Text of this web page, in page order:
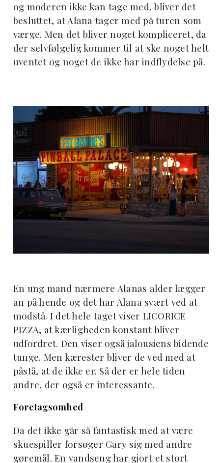
og moderen ikke kan tage med, bliver det
besluttet, at Alana tager med på turen som
værge. Men det bliver noget kompliceret, da
der selvfølgelig kommer til at ske noget helt
uventet og noget de ikke har indflydelse på.
En ung mand nærmere Alanas alder lægger
an på hende og det har Alana svært ved at
modstå. I det hele taget viser LICORICE
PIZZA, at kærligheden konstant bliver
udfordret. Den viser også jalousiens bidende
tunge. Men kærester bliver de ved med at
påstå, at de ikke er. Så der er hele tiden
andre, der også er interessante.
Foretagsomhed
Da det ikke går så fantastisk med at være
skuespiller forsøger Gary sig med andre
gøremål. En vandseng har gjort et stort